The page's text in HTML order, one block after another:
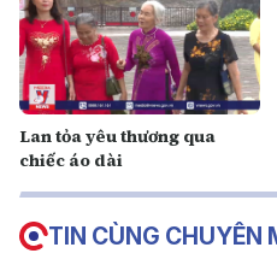
Lan tỏa yêu thương qua
chiếc áo dài
TIN CÙNG CHUYÊN